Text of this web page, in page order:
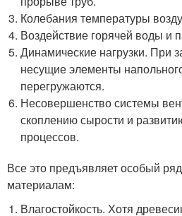
Колебания температуры
Воздействие горячей воды и
Динамические нагрузки. При
несущие элементы
перегружаются.
Несовершенство системы
скоплению сырости и
процессов.
Все это предъявляет особый
материалам:
Влагостойкость. Хотя